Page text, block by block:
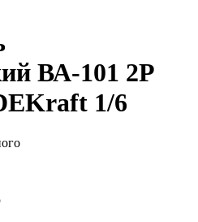
ВА-101 2Р
1/6